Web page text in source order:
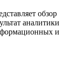
обзор
аналитики
и